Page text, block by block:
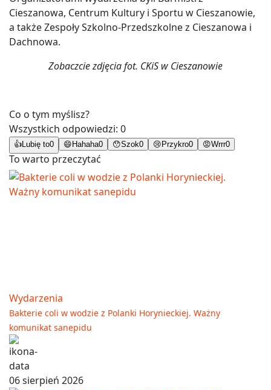
Cieszanowa, Centrum Kultury i Sportu w Cieszanowie,
a także Zespoły Szkolno-Przedszkolne z Cieszanowa i
Dachnowa.
Zobaczcie zdjęcia fot. CKiS w Cieszanowie
Co o tym myślisz?
Wszystkich odpowiedzi: 0
👍 Lubię to0 😄 Hahaha0 😯Szok0 😢 Przykro0 😡Wrrr0
To warto przeczytać
Wydarzenia
Bakterie coli w wodzie z Polanki Horynieckiej. Ważny
komunikat sanepidu
06 sierpień 2026